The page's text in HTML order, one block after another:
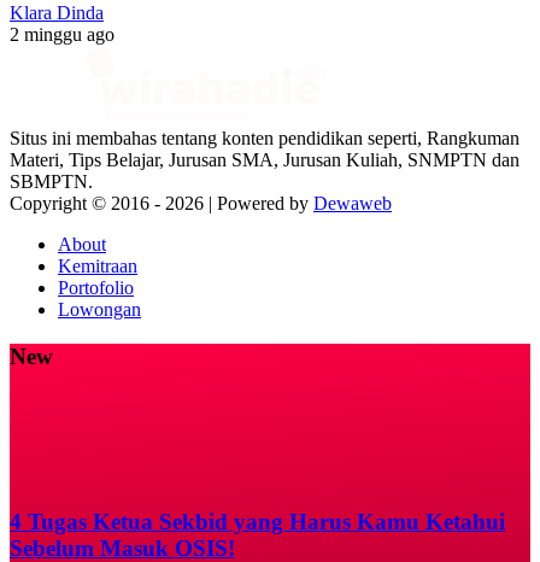
Klara Dinda
2 minggu ago
Situs ini membahas tentang konten pendidikan seperti, Rangkuman
Materi, Tips Belajar, Jurusan SMA, Jurusan Kuliah, SNMPTN dan
SBMPTN.
Copyright © 2016 - 2026 | Powered by Dewaweb
About
Kemitraan
Portofolio
Lowongan
New
4 Tugas Ketua Sekbid yang Harus Kamu Ketahui
Sebelum Masuk OSIS!